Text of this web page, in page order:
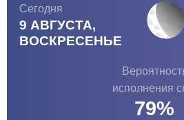
Сегодня
9 АВГУСТА,
ВОСКРЕСЕНЬЕ
исполнения
79%